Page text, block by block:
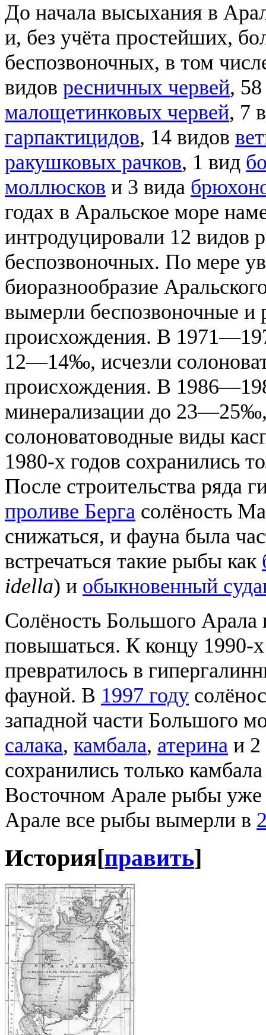
До начала высыхания в
и, без учёта простейших,
беспозвоночных, в том
видов ресничных червей,
малощетинковых червей, 7
гарпактицидов, 14 видов
ракушковых рачков, 1 вид
моллюсков и 3 вида
годах в Аральское море
интродуцировали 12 видов
беспозвоночных. По мере
биоразнообразие
вымерли беспозвоночные и
происхождения. В
12—14‰, исчезли
происхождения. В
минерализации до 23—25‰,
солоноватоводные виды
1980-х годов сохранились
После строительства ряда
проливе Берга солёность
снижаться, и фауна была
встречаться такие рыбы как
idella) и обыкновенный
Солёность Большого Арала
повышаться. К концу 1990-
превратилось в
фауной. В 1997 году
западной части Большого
салака, камбала, атерина и
сохранились только
Восточном Арале рыбы уже
Арале все рыбы вымерли в
История[править]